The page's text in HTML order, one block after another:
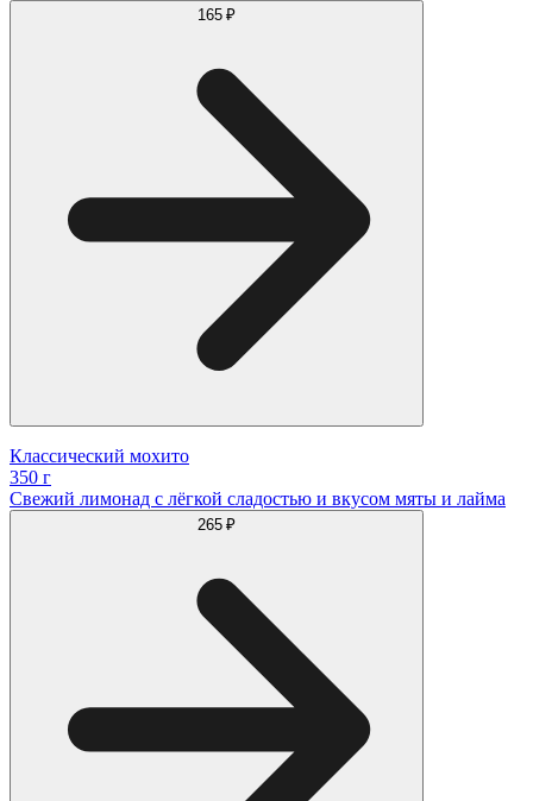
165 ₽
Классический мохито
350 г
Свежий лимонад с лёгкой сладостью и вкусом мяты и лайма
265 ₽